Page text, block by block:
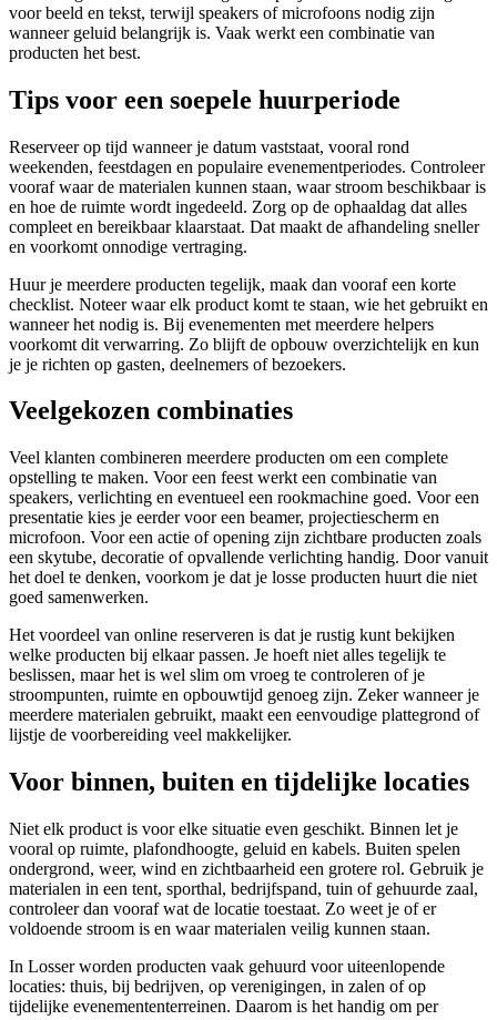
voor beeld en tekst, terwijl speakers of microfoons nodig zijn
wanneer geluid belangrijk is. Vaak werkt een combinatie van
producten het best.
Tips voor een soepele huurperiode
Reserveer op tijd wanneer je datum vaststaat, vooral rond
weekenden, feestdagen en populaire evenementperiodes. Controleer
vooraf waar de materialen kunnen staan, waar stroom beschikbaar is
en hoe de ruimte wordt ingedeeld. Zorg op de ophaaldag dat alles
compleet en bereikbaar klaarstaat. Dat maakt de afhandeling sneller
en voorkomt onnodige vertraging.
Huur je meerdere producten tegelijk, maak dan vooraf een korte
checklist. Noteer waar elk product komt te staan, wie het gebruikt en
wanneer het nodig is. Bij evenementen met meerdere helpers
voorkomt dit verwarring. Zo blijft de opbouw overzichtelijk en kun
je je richten op gasten, deelnemers of bezoekers.
Veelgekozen combinaties
Veel klanten combineren meerdere producten om een complete
opstelling te maken. Voor een feest werkt een combinatie van
speakers, verlichting en eventueel een rookmachine goed. Voor een
presentatie kies je eerder voor een beamer, projectiescherm en
microfoon. Voor een actie of opening zijn zichtbare producten zoals
een skytube, decoratie of opvallende verlichting handig. Door vanuit
het doel te denken, voorkom je dat je losse producten huurt die niet
goed samenwerken.
Het voordeel van online reserveren is dat je rustig kunt bekijken
welke producten bij elkaar passen. Je hoeft niet alles tegelijk te
beslissen, maar het is wel slim om vroeg te controleren of je
stroompunten, ruimte en opbouwtijd genoeg zijn. Zeker wanneer je
meerdere materialen gebruikt, maakt een eenvoudige plattegrond of
lijstje de voorbereiding veel makkelijker.
Voor binnen, buiten en tijdelijke locaties
Niet elk product is voor elke situatie even geschikt. Binnen let je
vooral op ruimte, plafondhoogte, geluid en kabels. Buiten spelen
ondergrond, weer, wind en zichtbaarheid een grotere rol. Gebruik je
materialen in een tent, sporthal, bedrijfspand, tuin of gehuurde zaal,
controleer dan vooraf wat de locatie toestaat. Zo weet je of er
voldoende stroom is en waar materialen veilig kunnen staan.
In Losser worden producten vaak gehuurd voor uiteenlopende
locaties: thuis, bij bedrijven, op verenigingen, in zalen of op
tijdelijke evenemententerreinen. Daarom is het handig om per